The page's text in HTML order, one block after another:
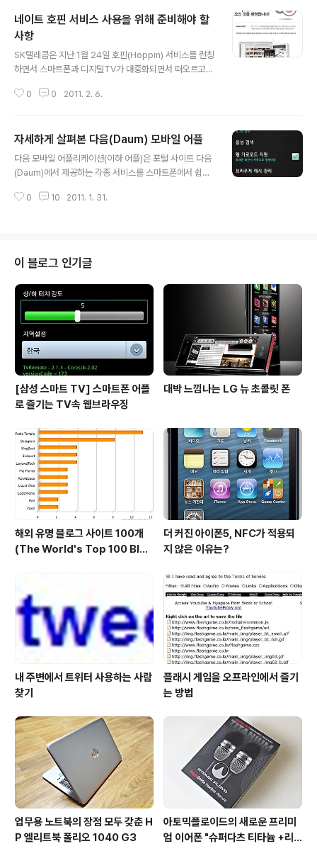
네이트 호핀 서비스 사용을 위해 준비해야 할
사항
SK텔레콤은 지난 1월 24일 호핀(Hoppin) 서비스를 런칭
하면서 스마트폰과 디지털TV가 대중화되면서 떠오르고
N스크린 서비스는 하나의 콘텐츠를 스마트폰(모바일)과 T
융합된 컨버전스 서비스라고 얘기할수 있죠. 과거에는 방
송국에서 제공하는 콘텐츠를 수동적으로 즐겼지만 이제는
콘텐츠 소비 방식이 많이 변화하고 있습니다. 케이블TV나
이용하면 자신이 원하는 콘텐츠를 항상 즐길수 있고 모바
0 0 2011. 2. 6.
자세하게 살펴본 다음(Daum) 모바일 어플
다음 모바일 어플리케이션(이하 어플)은 포털 사이트 다음
(Daum)에서 제공하는 각종 서비스를 스마트폰에서 쉽게
이용하는 것보다 보다 쉽게 접근할수 있는 인터페이스를
있는데 이번 포스팅에서는 안드로이드용 다음 어플에 대해
소개해 보도록 하겠습니다. 다음 어플 홈화면 탐구 먼저 다
음 어플의 홈화면을 자세히 살펴보도록 하겠습니다. 안드
로이드용 다음 어플의 홈화면입니다. 검정색 바탕에 밝은
색 아이콘이 눈에 잘 띄는군요. 다음 어플의 홈 화면 UI를
살펴보면 상단에 검색창이 보이고 바로 아래에..
0 10 2011. 1. 31.
이 블로그 인기글
[삼성 스마트 TV] 스마트폰 어플
로 즐기는 TV속 웹브라우징
대박 느낌나는 LG 뉴 초콜릿 폰
해외 유명 블로그 사이트 100개
(The World's Top 100 Blog
더 커진 아이폰5, NFC가 적용되
지 않은 이유는?
내 주변에서 트위터 사용하는 사람
찾기
플래시 게임을 오프라인에서 즐기
는 방법
업무용 노트북의 장점 모두 갖춘 H
P 엘리트북 폴리오 1040 G3
아토믹플로이드의 새로운 프리미
엄 이어폰 "슈퍼다츠 티타늄 +리